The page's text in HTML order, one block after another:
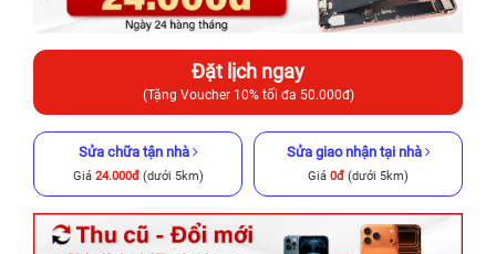
Đặt lịch ngay
(Tặng Voucher 10% tối đa 50.000đ)
Sửa chữa tận nhà
Giá 24.000đ(dưới 5km)
Sửa giao nhận tại nhà
Giá 0đ (dưới 5km)